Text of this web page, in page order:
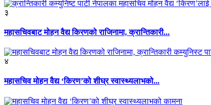
३
महासचिवबाट मोहन वैद्य किरणको राजिनामा, क्रान्तिकारी...
४
महासचिव मोहन वैद्य ‘किरण’को शीघ्र स्वास्थ्यलाभको...